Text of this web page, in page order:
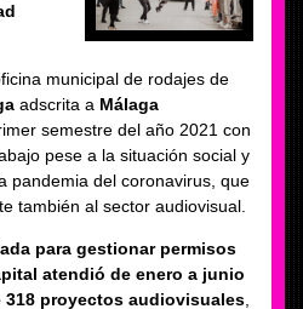
municipal de rodajes de
adscrita a Málaga
semestre del año 2021 con
pese a la situación social y
pandemia del coronavirus, que
también al sector audiovisual.
para gestionar permisos
atendió de enero a junio
proyectos audiovisuales